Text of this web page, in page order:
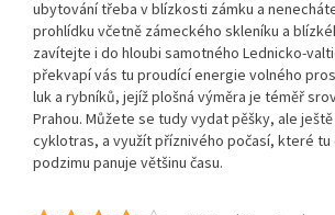
ubytovánítřeba v blízkosti zámku a
prohlídku včetně zámeckého skleníku a
zavítejte i do hloubi samotného Lednicko-
překvapí vás tu proudící energie volného
luk a rybníků, jejíž plošná výměra je téměř
Prahou. Můžete se tudy vydat pěšky, ale
cyklotras, a využít příznivého počasí, které tu
podzimu panuje většinu času.